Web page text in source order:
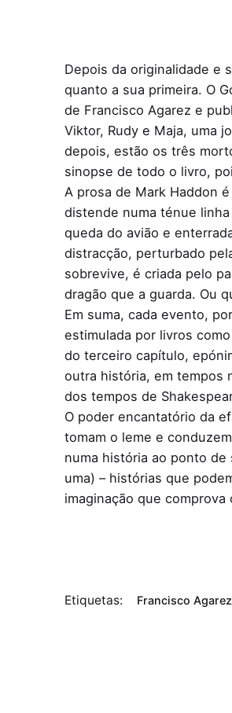
Depois da originalidade e
quanto a sua primeira. O
de Francisco Agarez e
Viktor, Rudy e Maja, uma
depois, estão os três
sinopse de todo o livro,
A prosa de Mark Haddon
distende numa ténue
queda do avião e
distracção, perturbado
sobrevive, é criada pelo
dragão que a guarda. Ou
Em suma, cada evento,
estimulada por livros
do terceiro capítulo,
outra história, em tempos
dos tempos de
O poder encantatório da
tomam o leme e
numa história ao ponto
uma) – histórias que
imaginação que
Etiquetas: Francisco Agarez